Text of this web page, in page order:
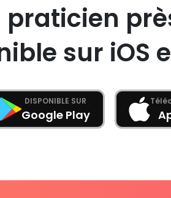
praticien
sur iOS
DISPONIBLE SUR
Google Play